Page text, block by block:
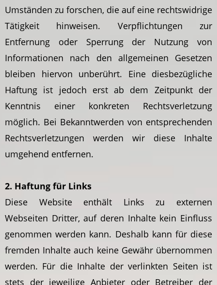
Umständen zu forschen, die auf eine rechtswidrige
Tätigkeit hinweisen. Verpflichtungen zur
Entfernung oder Sperrung der Nutzung von
Informationen nach den allgemeinen Gesetzen
bleiben hiervon unberührt. Eine diesbezügliche
Haftung ist jedoch erst ab dem Zeitpunkt der
Kenntnis einer konkreten Rechtsverletzung
möglich. Bei Bekanntwerden von entsprechenden
Rechtsverletzungen werden wir diese Inhalte
umgehend entfernen.
2. Haftung für Links
Diese Website enthält Links zu externen
Webseiten Dritter, auf deren Inhalte kein Einfluss
genommen werden kann. Deshalb kann für diese
fremden Inhalte auch keine Gewähr übernommen
werden. Für die Inhalte der verlinkten Seiten ist
stets der jeweilige Anbieter oder Betreiber der